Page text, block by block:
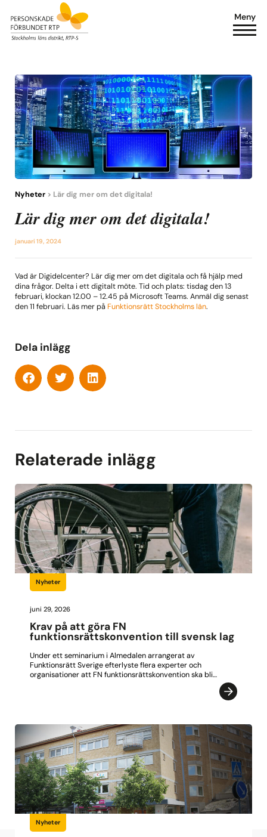
Meny
Nyheter > Lär dig mer om det digitala!
Lär dig mer om det digitala!
januari 19, 2024
Vad är Digidelcenter? Lär dig mer om det digitala och få hjälp med
dina frågor. Delta i ett digitalt möte. Tid och plats: tisdag den 13
februari, klockan 12.00 – 12.45 på Microsoft Teams. Anmäl dig senast
den 11 februari. Läs mer på Funktionsrätt Stockholms län.
Dela inlägg
Relaterade inlägg
Nyheter
juni 29, 2026
Krav på att göra FN
funktionsrättskonvention till svensk lag
Under ett seminarium i Almedalen arrangerat av
Funktionsrätt Sverige efterlyste flera experter och
organisationer att FN funktionsrättskonvention ska bli…
Nyheter